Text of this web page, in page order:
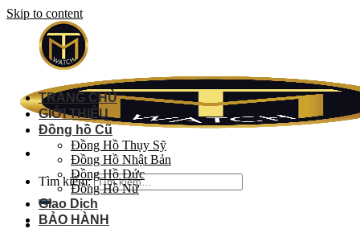
Skip to content
Tìm kiếm:
TRANG CHỦ
GIỚI THIỆU
Đồng hồ Cũ
Đồng Hồ Thụy Sỹ
Đồng Hồ Nhật Bản
Đồng Hồ Đức
Đồng Hồ Nữ
Giao Dịch
BẢO HÀNH